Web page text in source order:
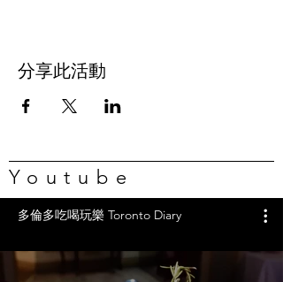
分享此活動
Youtube
多倫多吃喝玩樂 Toronto Diary